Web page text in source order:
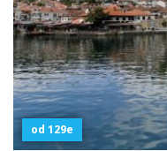
od 129e